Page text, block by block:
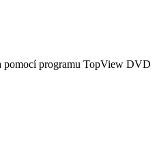
programu TopView DVD